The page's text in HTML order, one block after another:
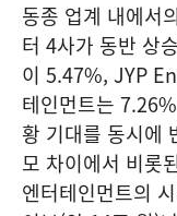
동종 업계 내에서
터 4사가 동반 상
이 5.47%, JYP
테인먼트는
황 기대를 동시에
모 차이에서 비롯
엔터테인먼트의